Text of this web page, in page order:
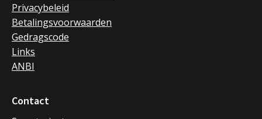
Privacybeleid
Betalingsvoorwaarden
Gedragscode
Links
ANBI
Contact